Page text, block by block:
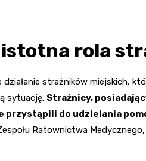
rola
działanie strażników miejskich,
sytuację. Strażnicy,
przystąpili do udzielania
Ratownictwa